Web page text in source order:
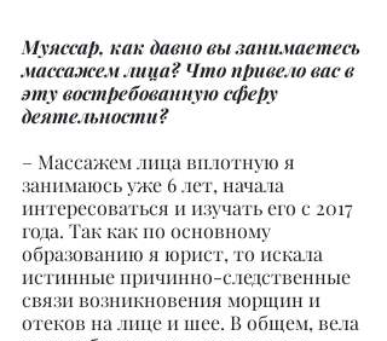
Муяссар, как давно вы занимаетесь
массажем лица? Что привело вас в
эту востребованную сферу
деятельности?
– Массажем лица вплотную я
занимаюсь уже 6 лет, начала
интересоваться и изучать его с 2017
года. Так как по основному
образованию я юрист, то искала
истинные причинно-следственные
связи возникновения морщин и
отеков на лице и шее. В общем, вела